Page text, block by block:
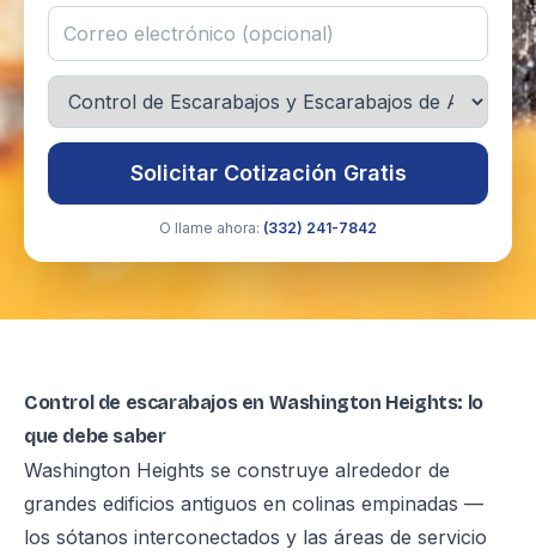
Solicitar Cotización Gratis
O llame ahora: (332) 241-7842
Control de escarabajos en Washington Heights: lo
que debe saber
Washington Heights se construye alrededor de
grandes edificios antiguos en colinas empinadas —
los sótanos interconectados y las áreas de servicio